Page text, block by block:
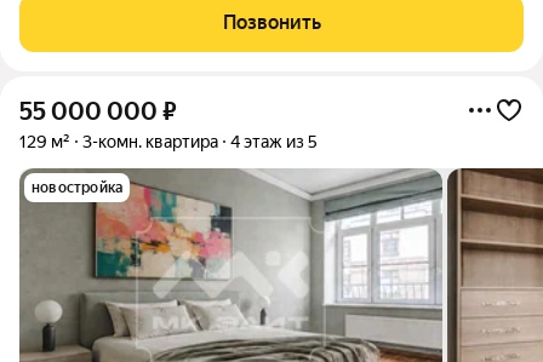
а небо становится частью интерьера. Эта просторная квартира
именно такое место.
Позвонить
55 000 000 ₽
129 м² 3-комн. квартира 4 этаж из 5
новостройка